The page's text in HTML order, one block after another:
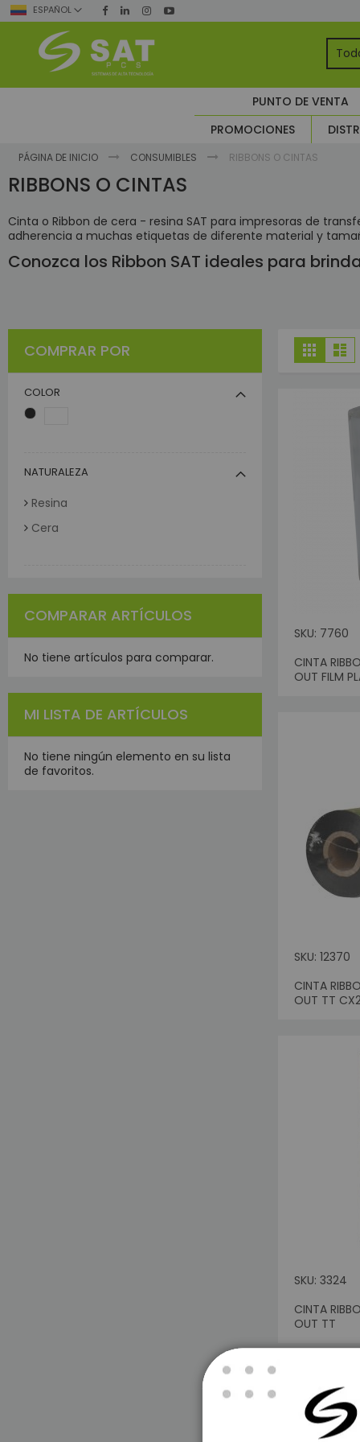
ESPAÑOL
Ir
al
PUNTO DE VENTA
PROMOCIONES
PÁGINA DE INICIO CONSUMIBLES RIBBONS O CINTAS
RIBBONS O CINTAS
Cinta o Ribbon de cera - resina SAT para impresoras de
adherencia a muchas etiquetas de diferente material y
Conozca los Ribbon SAT ideales para
Ver
como
Grilla
SKU: 7760
CINTA
OUT FILM
Sin
SKU: 12370
CINTA
OUT TT
Sin
SKU: 3324
CINTA
OUT TT
Sin
COMPRAR POR
COLOR
NATURALEZA
Resina
Cera
COMPARAR ARTÍCULOS
No tiene artículos para comparar.
MI LISTA DE ARTÍCULOS
No tiene ningún elemento en su lista
de favoritos.